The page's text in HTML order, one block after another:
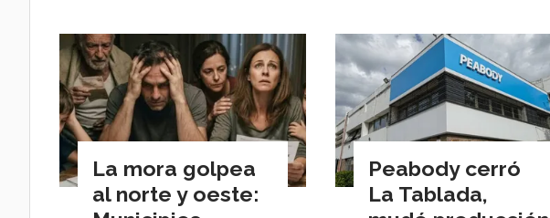
La mora golpea
al norte y oeste:
Peabody cerró
La Tablada,